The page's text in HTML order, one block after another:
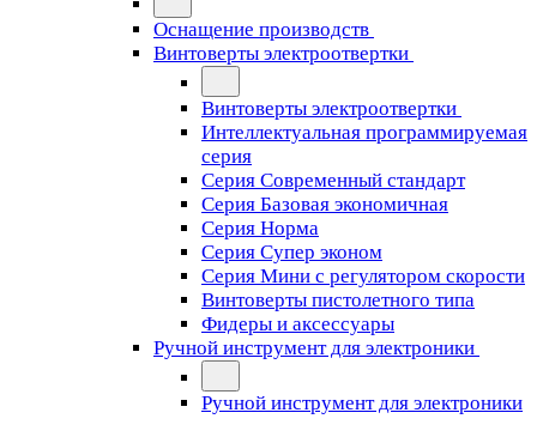
Оснащение производств
Винтоверты электроотвертки
Винтоверты электроотвертки
Интеллектуальная программируемая
серия
Серия Современный стандарт
Серия Базовая экономичная
Серия Норма
Серия Cупер эконом
Серия Мини с регулятором скорости
Винтоверты пистолетного типа
Фидеры и аксессуары
Ручной инструмент для электроники
Ручной инструмент для электроники